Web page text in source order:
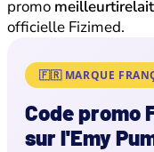
promo meilleurtirelait
officielle Fizimed.
🇫🇷 MARQUE
Code promo
sur l'Emy